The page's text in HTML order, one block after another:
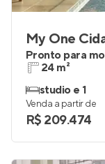
My One
Pronto para
24 m²
studio e 1
Venda a partir de
R$ 209.474